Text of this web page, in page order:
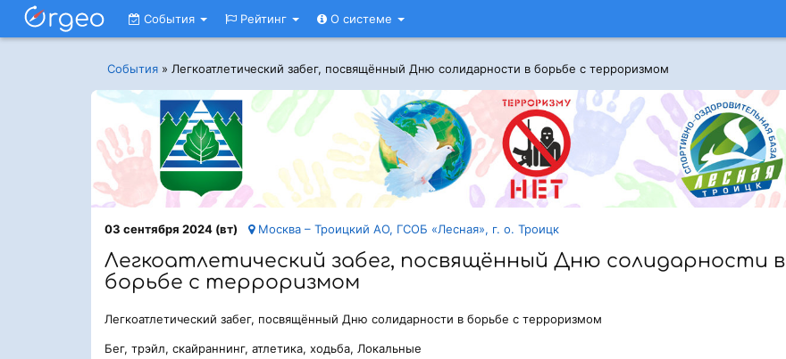
События Рейтинг О системе
События » Легкоатлетический забег, посвящённый Дню солидарности в борьбе с терроризмом
03 сентября 2024 (вт) Москва – Троицкий АО, ГСОБ «Лесная», г. о. Троицк
Легкоатлетический забег, посвящённый Дню солидарности в
борьбе с терроризмом
Легкоатлетический забег, посвящённый Дню солидарности в борьбе с терроризмом
Бег, трэйл, скайраннинг, атлетика, ходьба, Локальные